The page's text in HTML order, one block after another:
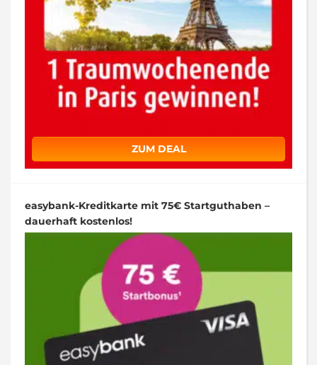
ZUM DEAL
easybank-Kreditkarte mit 75€ Startguthaben –
dauerhaft kostenlos!